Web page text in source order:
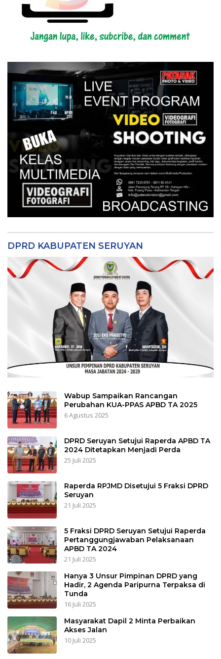
DPRD KABUPATEN SERUYAN
Wabup Sampaikan Rancangan
Perubahan KUA-PPAS APBD TA 2025
6 Agustus 2025
DPRD Seruyan Setujui Raperda APBD TA
2024 Ditetapkan Menjadi Perda
25 Juli 2025
Raperda RPJMD Disetujui 5 Fraksi DPRD
Seruyan
21 Juli 2025
5 Fraksi DPRD Seruyan Setujui Raperda
Pertanggungjawaban Pelaksanaan
APBD TA 2024
21 Juli 2025
Hanya 3 Unsur Pimpinan DPRD yang
Hadir, 2 Agenda Paripurna Terpaksa di
Tunda
16 Juli 2025
Masyarakat Dapil 2 Minta Perbaikan
Akses Jalan
10 Juli 2025